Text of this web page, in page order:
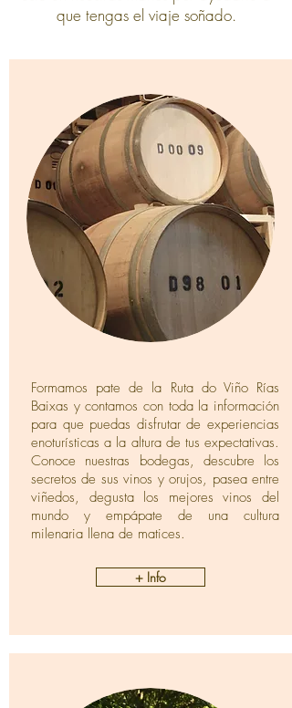
que tengas el viaje soñado.
Formamos pate de la Ruta do Viño Rías
Baixas y contamos con toda la información
para que puedas disfrutar de experiencias
enoturísticas a la altura de tus expectativas.
Conoce nuestras bodegas, descubre los
secretos de sus vinos y orujos, pasea entre
viñedos, degusta los mejores vinos del
mundo y empápate de una cultura
milenaria llena de matices.
+ Info